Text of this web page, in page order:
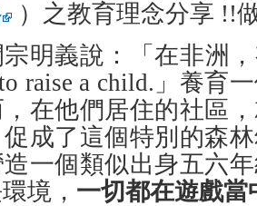
）之教育理念分享 !!
明義說：「在非洲
raise a child.」養育
在他們居住的社區
成了這個特別的森
一個類似出身五六
境， 一切都在遊戲當